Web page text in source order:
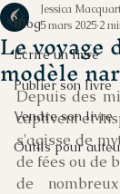
Blog
Écrire un livre
Publier son livre
Vendre son livre
Outils pour
Le voyage
modèle
Jessica
5 mars 2025 2
Depuis des
captivent et
s'agisse de
de fées ou de
de